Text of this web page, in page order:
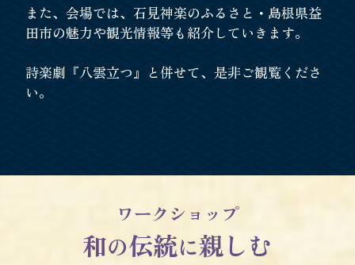
また、会場では、石見神楽のふるさと・島根県益
田市の魅力や観光情報等も紹介していきます。
詩楽劇『八雲立つ』と併せて、是非ご観覧くださ
い。
ワークショップ
和の伝統に親しむ